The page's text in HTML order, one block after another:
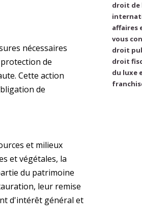
nécessaires
de
Cette action
de
et milieux
et végétales, la
du patrimoine
leur remise
d'intérêt général et
droit de
affaires
vous
droit
droit
du luxe